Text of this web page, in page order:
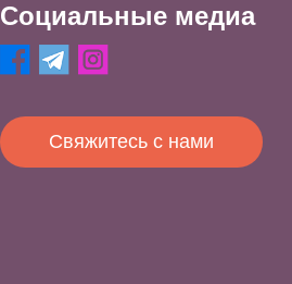
Социальные медиа
Свяжитесь с нами